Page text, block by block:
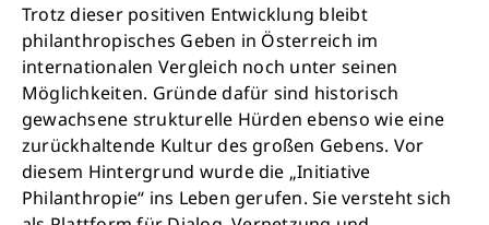
Trotz dieser positiven Entwicklung bleibt
philanthropisches Geben in Österreich im
internationalen Vergleich noch unter seinen
Möglichkeiten. Gründe dafür sind historisch
gewachsene strukturelle Hürden ebenso wie eine
zurückhaltende Kultur des großen Gebens. Vor
diesem Hintergrund wurde die „Initiative
Philanthropie“ ins Leben gerufen. Sie versteht sich